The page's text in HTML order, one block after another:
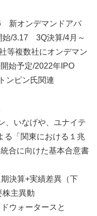
新オンデマンドアパ
始/3.17 3Q決算/4月～
等複数社にオンデマン
始予定/2022年IPO
ンピン氏関連
いなげや、ユナイテ
る「関東における１兆
合に向けた基本合意書
決算+実績差異（下
株主異動
ウォータースと